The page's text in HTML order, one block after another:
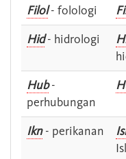
Filol- folologi
Hid- hidrologi
Hub-
perhubungan
Ikn- perikanan Isl